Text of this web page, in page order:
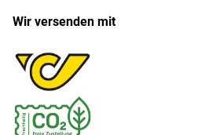
Wir versenden mit